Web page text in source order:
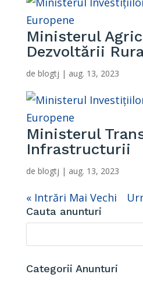
Ministerul
Dezvoltării
de blogtj | aug. 13, 2023
Ministerul
Infrastructurii
de blogtj | aug. 13, 2023
« Intrări Mai Vechi
Cauta anunturi
Categorii Anunturi